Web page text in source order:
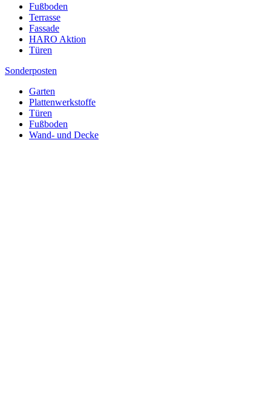
Fußboden
Terrasse
Fassade
HARO Aktion
Türen
Sonderposten
Garten
Plattenwerkstoffe
Türen
Fußboden
Wand- und Decke